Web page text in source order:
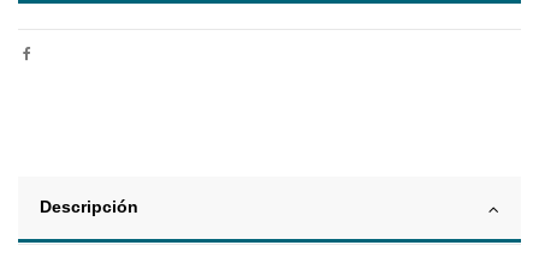
Descripción